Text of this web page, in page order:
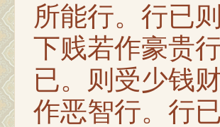
所能行。行已
下贱若作豪贵
已。则受少钱
作恶智行。行